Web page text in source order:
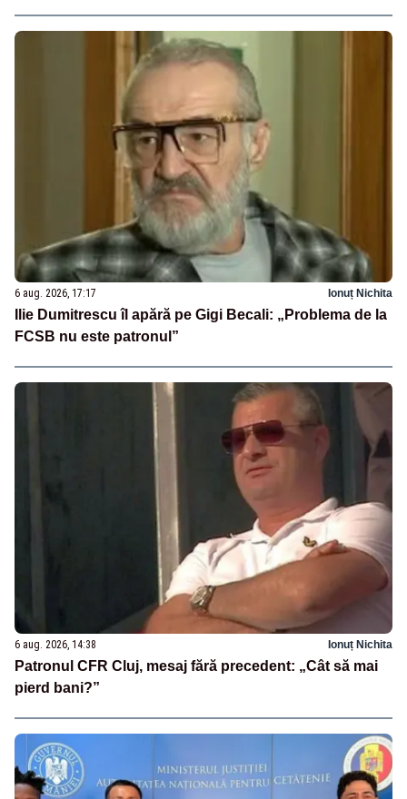
6 aug. 2026, 17:17 Ionuț Nichita
Ilie Dumitrescu îl apără pe Gigi Becali: „Problema de la
FCSB nu este patronul”
6 aug. 2026, 14:38 Ionuț Nichita
Patronul CFR Cluj, mesaj fără precedent: „Cât să mai
pierd bani?”